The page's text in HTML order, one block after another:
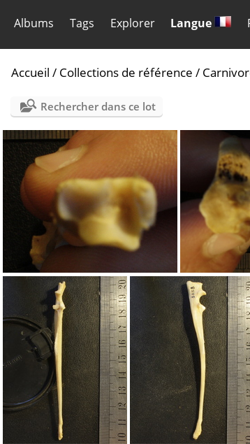
Albums Tags Explorer Langue
Accueil / Collections de référence /
Rechercher dans ce lot
Tibia et fibula : extrémité distale